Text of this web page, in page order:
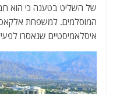
של השליט בטענה כי הוא
המוסלמים. למשפחת
איסלאמיסטיים שנאסרו